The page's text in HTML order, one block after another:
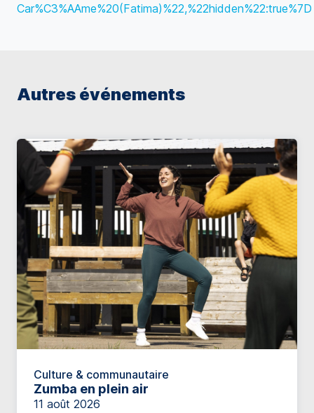
Car%C3%AAme%20(Fatima)%22,%22hidden%22:true%7D
Autres événements
Culture & communautaire
Zumba en plein air
11 août 2026